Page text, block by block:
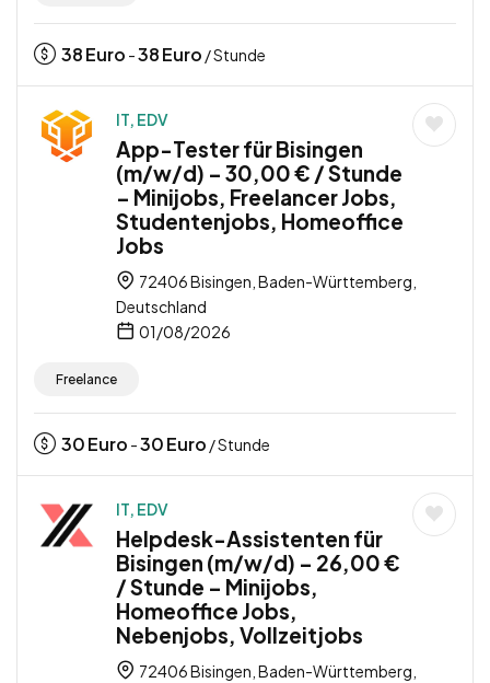
38Euro -38Euro / Stunde
IT, EDV
App-Tester für Bisingen
(m/w/d) – 30,00 € / Stunde
– Minijobs, Freelancer Jobs,
Studentenjobs, Homeoffice
Jobs
72406 Bisingen, Baden-Württemberg,
Deutschland
01/08/2026
Freelance
30Euro -30Euro / Stunde
IT, EDV
Helpdesk-Assistenten für
Bisingen (m/w/d) – 26,00 €
/ Stunde – Minijobs,
Homeoffice Jobs,
Nebenjobs, Vollzeitjobs
72406 Bisingen, Baden-Württemberg,